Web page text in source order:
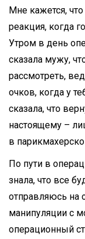
Мне кажется,
реакция, когда
Утром в день
сказала мужу,
рассмотреть,
очков, когда у
сказала, что
настоящему –
в
По пути в
знала, что все
отправляюсь на
манипуляции с
операционный